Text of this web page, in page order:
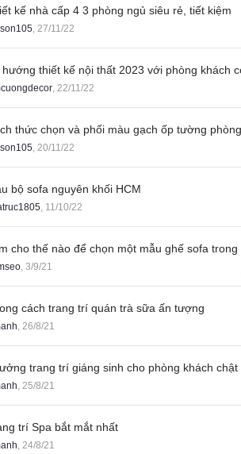
kế nhà cấp 4 3 phòng ngủ siêu rẻ, tiết kiệm
, 27/11/22
hướng thiết kế nội thất 2023 với phòng khách
, 22/11/22
thức chọn và phối màu gạch ốp tường
, 20/11/22
bộ sofa nguyên khối HCM
, 11/10/22
cho thế nào để chọn một mẫu ghế sofa trong
, 3/9/21
cách trang trí quán trà sữa ấn tượng
, 26/8/21
trang trí giáng sinh cho phòng khách chật
, 25/8/21
trí Spa bắt mắt nhất
, 24/8/21